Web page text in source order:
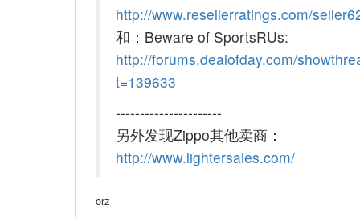
http://www.resellerratings.com/
和：Beware of SportsRUs:
http://forums.dealofday.com/
t=139633
----------------------
另外发现Zippo其他卖商：
http://www.lightersales.com/
orz